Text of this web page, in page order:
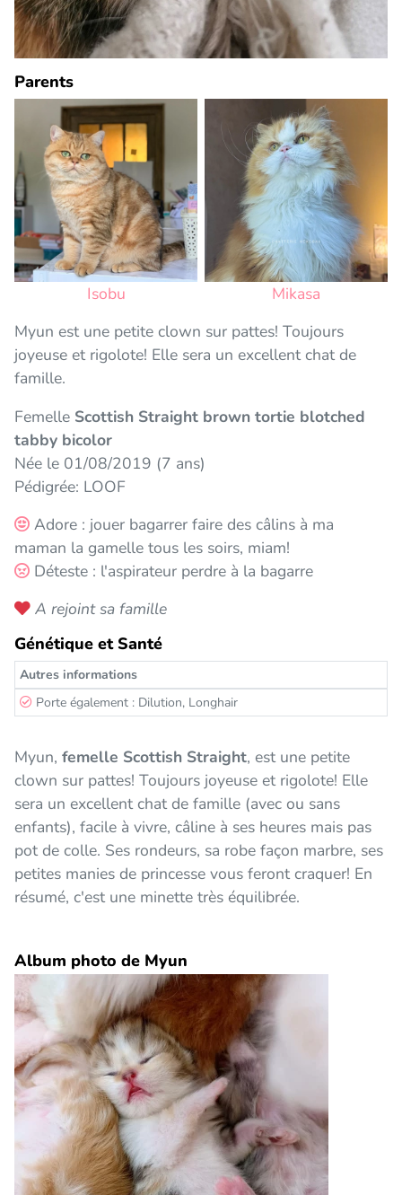
Parents
Isobu
Mikasa
Myun est une petite clown sur pattes! Toujours
joyeuse et rigolote! Elle sera un excellent chat de
famille.
Femelle Scottish Straight brown tortie blotched
tabby bicolor
Née le 01/08/2019 (7 ans)
Pédigrée: LOOF
Adore : jouer bagarrer faire des câlins à ma
maman la gamelle tous les soirs, miam!
Déteste : l'aspirateur perdre à la bagarre
A rejoint sa famille
Génétique et Santé
Autres informations
Porte également : Dilution, Longhair
Myun, femelle Scottish Straight, est une petite
clown sur pattes! Toujours joyeuse et rigolote! Elle
sera un excellent chat de famille (avec ou sans
enfants), facile à vivre, câline à ses heures mais pas
pot de colle. Ses rondeurs, sa robe façon marbre, ses
petites manies de princesse vous feront craquer! En
résumé, c'est une minette très équilibrée.
Album photo de Myun